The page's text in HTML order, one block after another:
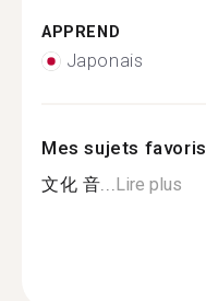
APPREND
Japonais
Mes sujets favoris
文化 音...Lire plus